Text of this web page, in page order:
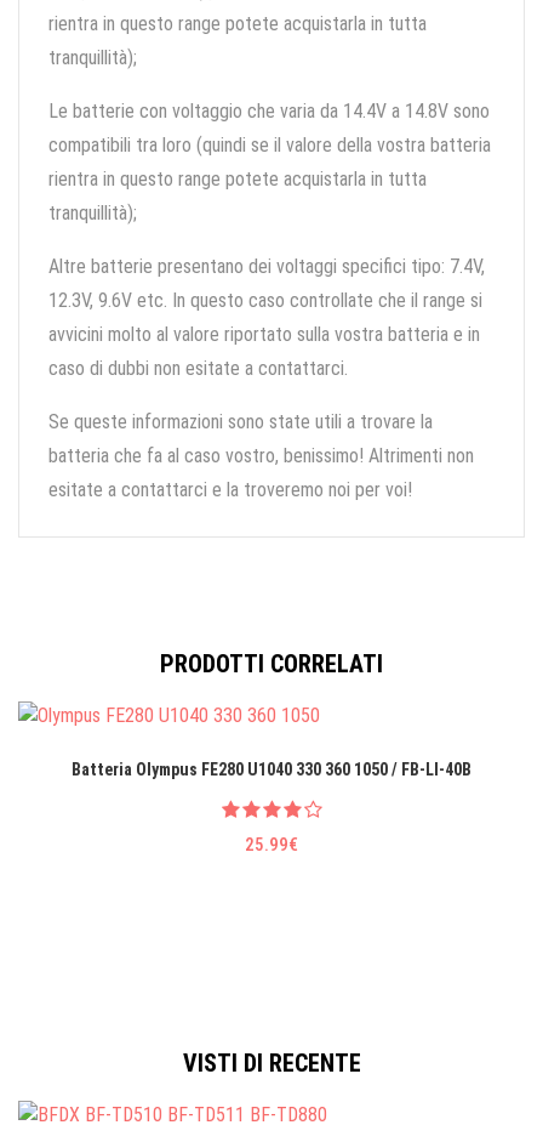
rientra in questo range potete acquistarla in tutta
tranquillità);
Le batterie con voltaggio che varia da 14.4V a 14.8V sono
compatibili tra loro (quindi se il valore della vostra batteria
rientra in questo range potete acquistarla in tutta
tranquillità);
Altre batterie presentano dei voltaggi specifici tipo: 7.4V,
12.3V, 9.6V etc. In questo caso controllate che il range si
avvicini molto al valore riportato sulla vostra batteria e in
caso di dubbi non esitate a contattarci.
Se queste informazioni sono state utili a trovare la
batteria che fa al caso vostro, benissimo! Altrimenti non
esitate a contattarci e la troveremo noi per voi!
PRODOTTI CORRELATI
Batteria Olympus FE280 U1040 330 360 1050 / FB-LI-40B
25.99€
VISTI DI RECENTE